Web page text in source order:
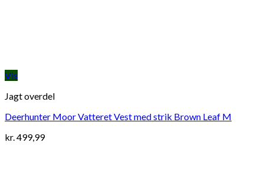
Vis
Jagt overdel
Deerhunter Moor Vatteret Vest med strik Brown Leaf M
kr.499,99